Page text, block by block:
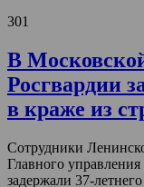
301
В
Росгвардии
в краже из
Сотрудники
Главного
задержали 37-